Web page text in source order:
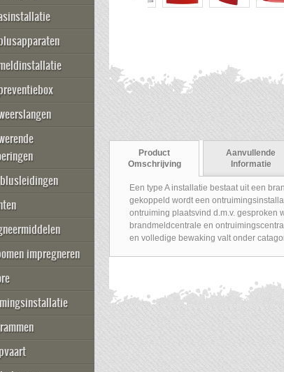
Product
Omschrijving
Aanvullende
Informatie
Een type A installatie bestaat uit een
gekoppeld wordt een
ontruiming plaatsvind d.m.v. gesproken
brandmeldcentrale en
en volledige bewaking valt onder
impregneren